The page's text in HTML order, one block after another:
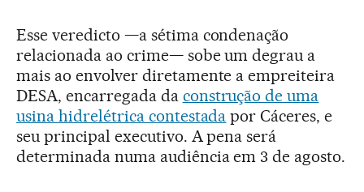
Esse veredicto —a sétima condenação
relacionada ao crime— sobe um degrau a
mais ao envolver diretamente a empreiteira
DESA, encarregada da construção de uma
usina hidrelétrica contestada por Cáceres, e
seu principal executivo. A pena será
determinada numa audiência em 3 de agosto.